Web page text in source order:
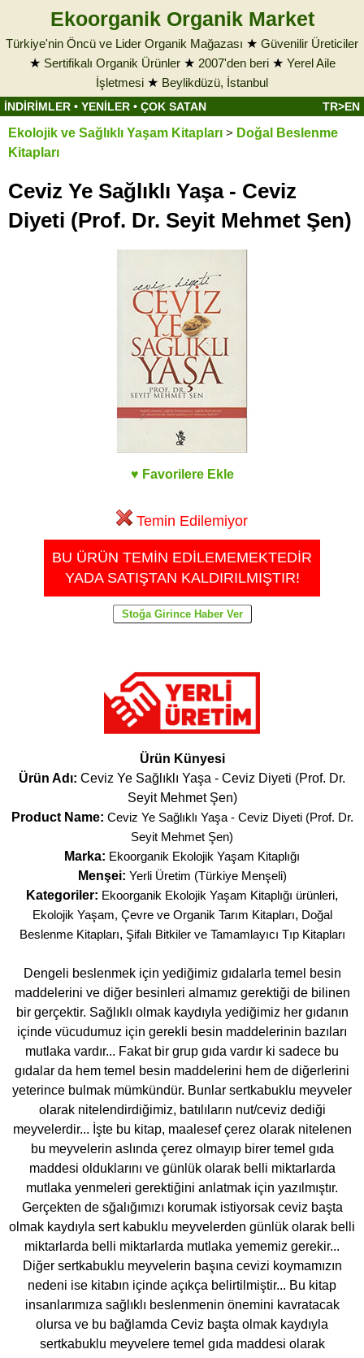
Ekoorganik Organik Market
Türkiye'nin Öncü ve Lider Organik Mağazası ★ Güvenilir Üreticiler
★ Sertifikalı Organik Ürünler★ 2007'den beri★ Yerel Aile
İşletmesi ★ Beylikdüzü, İstanbul
İNDİRİMLER • YENİLER • ÇOK SATAN TR>EN
Ekolojik ve Sağlıklı Yaşam Kitapları > Doğal Beslenme
Kitapları
Ceviz Ye Sağlıklı Yaşa - Ceviz
Diyeti (Prof. Dr. Seyit Mehmet Şen)
♥ Favorilere Ekle
Temin Edilemiyor
BU ÜRÜN TEMİN EDİLEMEMEKTEDİR
YADA SATIŞTAN KALDIRILMIŞTIR!
Ürün Künyesi
Ürün Adı: Ceviz Ye Sağlıklı Yaşa - Ceviz Diyeti (Prof. Dr.
Seyit Mehmet Şen)
Product Name: Ceviz Ye Sağlıklı Yaşa - Ceviz Diyeti (Prof. Dr.
Seyit Mehmet Şen)
Marka: Ekoorganik Ekolojik Yaşam Kitaplığı
Menşei: Yerli Üretim (Türkiye Menşeli)
Kategoriler: Ekoorganik Ekolojik Yaşam Kitaplığı ürünleri,
Ekolojik Yaşam, Çevre ve Organik Tarım Kitapları, Doğal
Beslenme Kitapları, Şifalı Bitkiler ve Tamamlayıcı Tıp Kitapları
Dengeli beslenmek için yediğimiz gıdalarla temel besin
maddelerini ve diğer besinleri almamız gerektiği de bilinen
bir gerçektir. Sağlıklı olmak kaydıyla yediğimiz her gıdanın
içinde vücudumuz için gerekli besin maddelerinin bazıları
mutlaka vardır... Fakat bir grup gıda vardır ki sadece bu
gıdalar da hem temel besin maddelerini hem de diğerlerini
yeterince bulmak mümkündür. Bunlar sertkabuklu meyveler
olarak nitelendirdiğimiz, batılıların nut/ceviz dediği
meyvelerdir... İşte bu kitap, maalesef çerez olarak nitelenen
bu meyvelerin aslında çerez olmayıp birer temel gıda
maddesi olduklarını ve günlük olarak belli miktarlarda
mutlaka yenmeleri gerektiğini anlatmak için yazılmıştır.
Gerçekten de sğalığımızı korumak istiyorsak ceviz başta
olmak kaydıyla sert kabuklu meyvelerden günlük olarak belli
miktarlarda belli miktarlarda mutlaka yememiz gerekir...
Diğer sertkabuklu meyvelerin başına cevizi koymamızın
nedeni ise kitabın içinde açıkça belirtilmiştir... Bu kitap
insanlarımıza sağlıklı beslenmenin önemini kavratacak
olursa ve bu bağlamda Ceviz başta olmak kaydıyla
sertkabuklu meyvelere temel gıda maddesi olarak